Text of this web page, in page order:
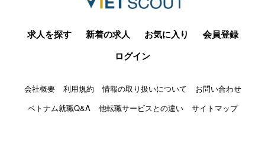
求人を探す 新着の求人 お気に入り
会員登録
ログイン
会社概要 利用規約 情報の取り扱いについて
お問い合わせ
ベトナム就職Q&A
他転職サービスとの違い サイトマップ